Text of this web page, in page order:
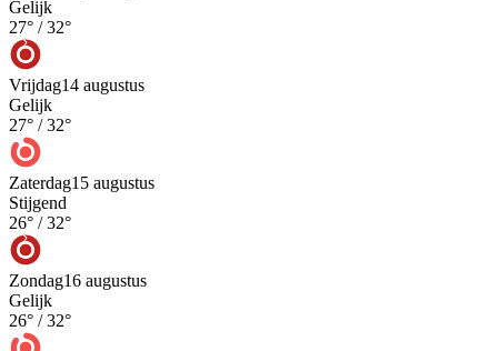
Gelijk
27° /32°
Vrijdag14 augustus
Gelijk
27° /32°
Zaterdag15 augustus
Stijgend
26° /32°
Zondag16 augustus
Gelijk
26° /32°